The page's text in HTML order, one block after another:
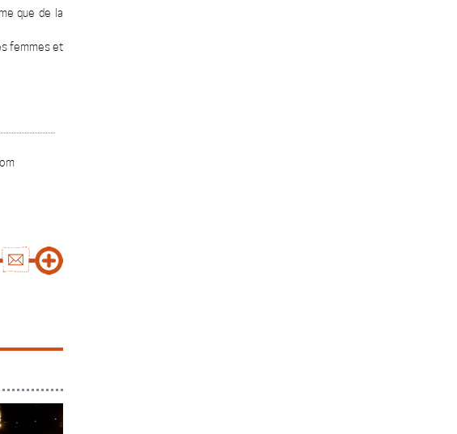
que de la
femmes et